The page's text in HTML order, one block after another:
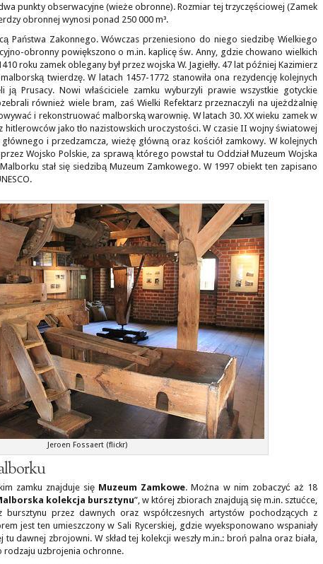
punkty obserwacyjne (wieże obronne). Rozmiar tej trzyczęściowej (Zamek
obronnej wynosi ponad 250 000 m³.
Państwa Zakonnego. Wówczas przeniesiono do niego siedzibę Wielkiego
obronny powiększono o m.in. kaplicę św. Anny, gdzie chowano wielkich
roku zamek oblegany był przez wojska W. Jagiełły. 47 lat później Kazimierz
twierdzę. W latach 1457-1772 stanowiła ona rezydencję kolejnych
ją Prusacy. Nowi właściciele zamku wyburzyli prawie wszystkie gotyckie
również wiele bram, zaś Wielki Refektarz przeznaczyli na ujeżdżalnię
i rekonstruować malborską warownię. W latach 30. XX wieku zamek w
hitlerowców jako tło nazistowskich uroczystości. W czasie II wojny światowej
i przedzamcza, wieżę główną oraz kościół zamkowy. W kolejnych
Wojsko Polskie, za sprawą którego powstał tu Oddział Muzeum Wojska
stał się siedzibą Muzeum Zamkowego. W 1997 obiekt ten zapisano
Jeroen Fossaert (flickr)
zamku znajduje się Muzeum Zamkowe. Można w nim zobaczyć aż 18
kolekcja bursztynu”, w której zbiorach znajdują się m.in. sztućce,
bursztynu przez dawnych oraz współczesnych artystów pochodzących z
jest ten umieszczony w Sali Rycerskiej, gdzie wyeksponowano wspaniały
dawnej zbrojowni. W skład tej kolekcji weszły m.in.: broń palna oraz biała,
uzbrojenia ochronne.